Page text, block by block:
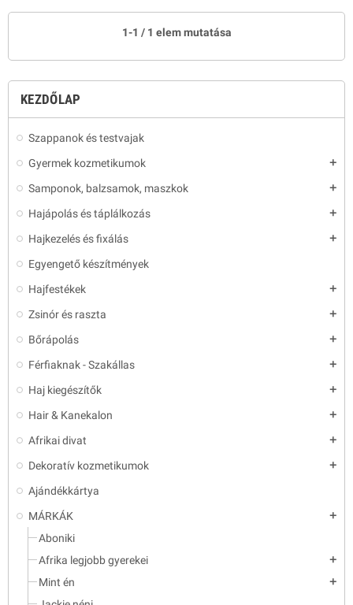
KEZDŐLAP
Szappanok és testvajak
Gyermek kozmetikumok
add
Samponok, balzsamok, maszkok add
Hajápolás és táplálkozás add
Hajkezelés és fixálás add
Egyengető készítmények
Hajfestékek
add
Zsinór és raszta add
Bőrápolás add
Férfiaknak - Szakállas add
Haj kiegészítők add
Hair & Kanekalon add
Afrikai divat add
Dekoratív kozmetikumok add
Ajándékkártya
MÁRKÁK
add
Aboniki
Afrika legjobb gyerekei
add
Mint én add
1-1 / 1 elem mutatása